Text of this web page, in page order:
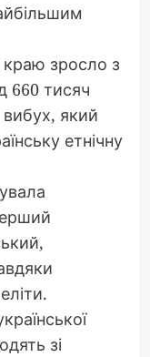
краю зросло з
660 тисяч
який
етнічну
зі